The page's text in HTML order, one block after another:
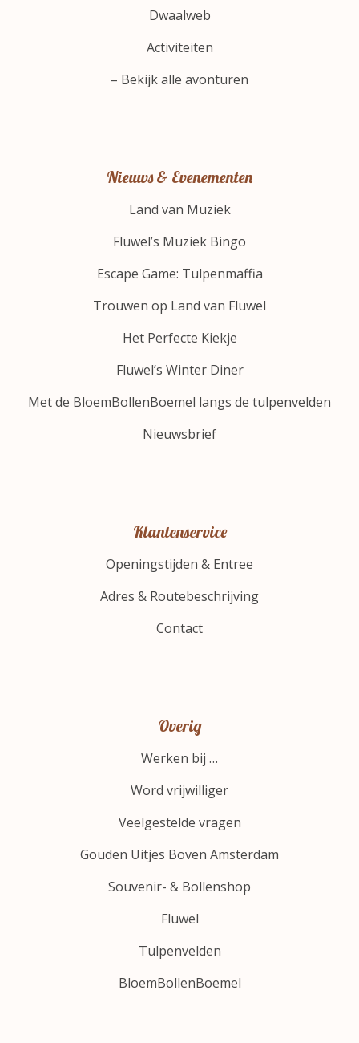
Dwaalweb
Activiteiten
– Bekijk alle avonturen
Nieuws & Evenementen
Land van Muziek
Fluwel’s Muziek Bingo
Escape Game: Tulpenmaffia
Trouwen op Land van Fluwel
Het Perfecte Kiekje
Fluwel’s Winter Diner
Met de BloemBollenBoemel langs de tulpenvelden
Nieuwsbrief
Klantenservice
Openingstijden & Entree
Adres & Routebeschrijving
Contact
Overig
Werken bij …
Word vrijwilliger
Veelgestelde vragen
Gouden Uitjes Boven Amsterdam
Souvenir- & Bollenshop
Fluwel
Tulpenvelden
BloemBollenBoemel